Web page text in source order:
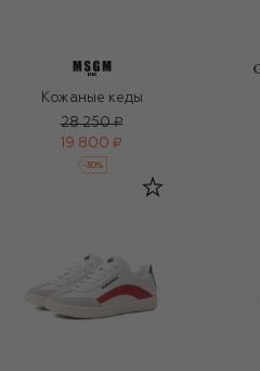
Кожаные кеды
28 250 ₽
19 800 ₽
-30%